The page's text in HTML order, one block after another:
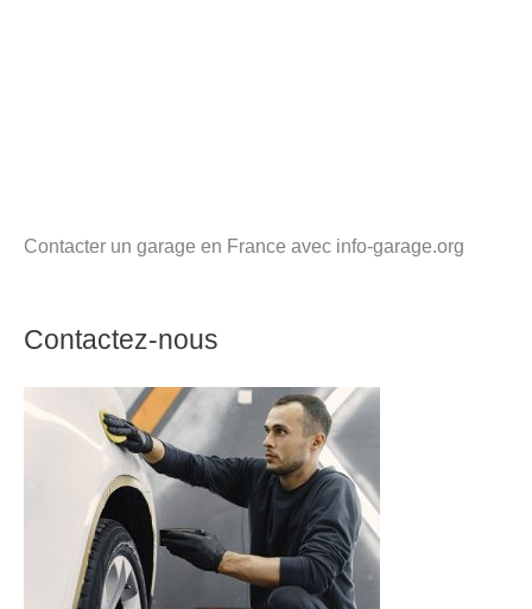
Contacter un garage en France avec info-garage.org
Contactez-nous